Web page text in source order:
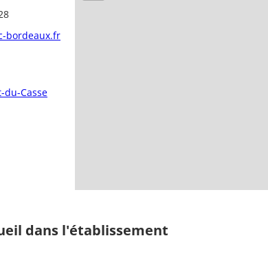
bordeaux.fr
du-Casse
dans l'établissement